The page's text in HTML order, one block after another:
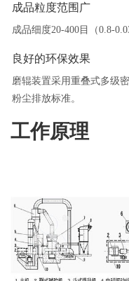
成品粒度范围广
成品细度20-400目（0.8-
良好的环保效果
磨辊装置采用重叠式多级
粉尘排放标准。
工作原理